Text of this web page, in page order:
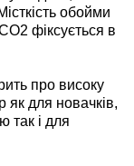
обойми
фіксується в
про високу
як для новачків,
так і для